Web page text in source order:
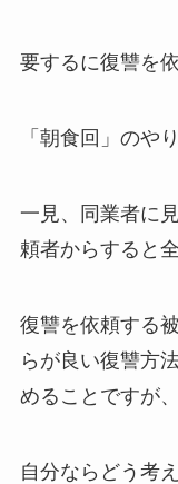
要するに復讐を
「朝食回」のや
一見、同業者に
頼者からすると
復讐を依頼する
らが良い復讐方
めることですが、
自分ならどう考